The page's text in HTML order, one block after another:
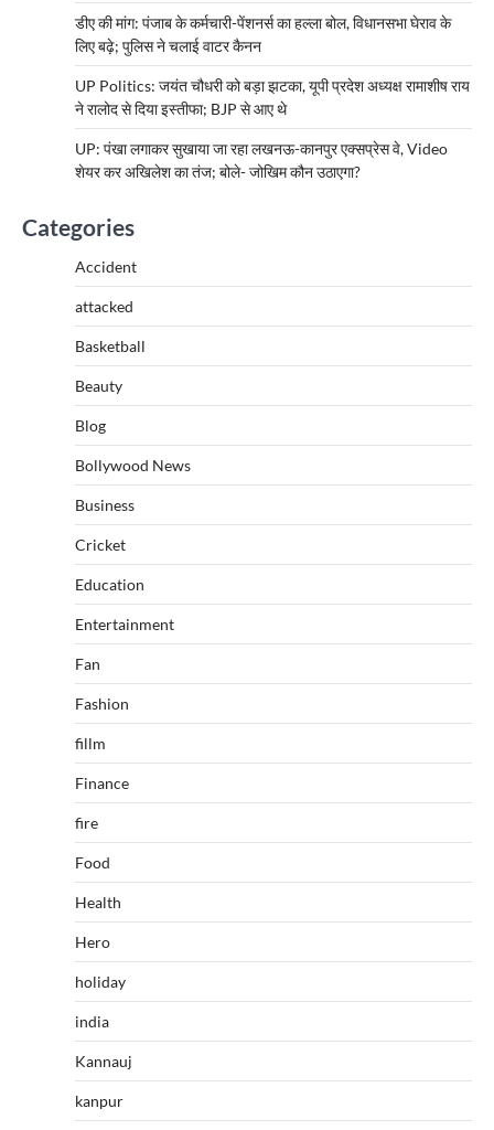
डीए की मांग: पंजाब के कर्मचारी-पेंशनर्स का हल्ला बोल, विधानसभा घेराव के
लिए बढ़े; पुलिस ने चलाई वाटर कैनन
UP Politics: जयंत चौधरी को बड़ा झटका, यूपी प्रदेश अध्यक्ष रामाशीष राय
ने रालोद से दिया इस्तीफा; BJP से आए थे
UP: पंखा लगाकर सुखाया जा रहा लखनऊ-कानपुर एक्सप्रेस वे, Video
शेयर कर अखिलेश का तंज; बोले- जोखिम कौन उठाएगा?
Categories
Accident
attacked
Basketball
Beauty
Blog
Bollywood News
Business
Cricket
Education
Entertainment
Fan
Fashion
fillm
Finance
fire
Food
Health
Hero
holiday
india
Kannauj
kanpur